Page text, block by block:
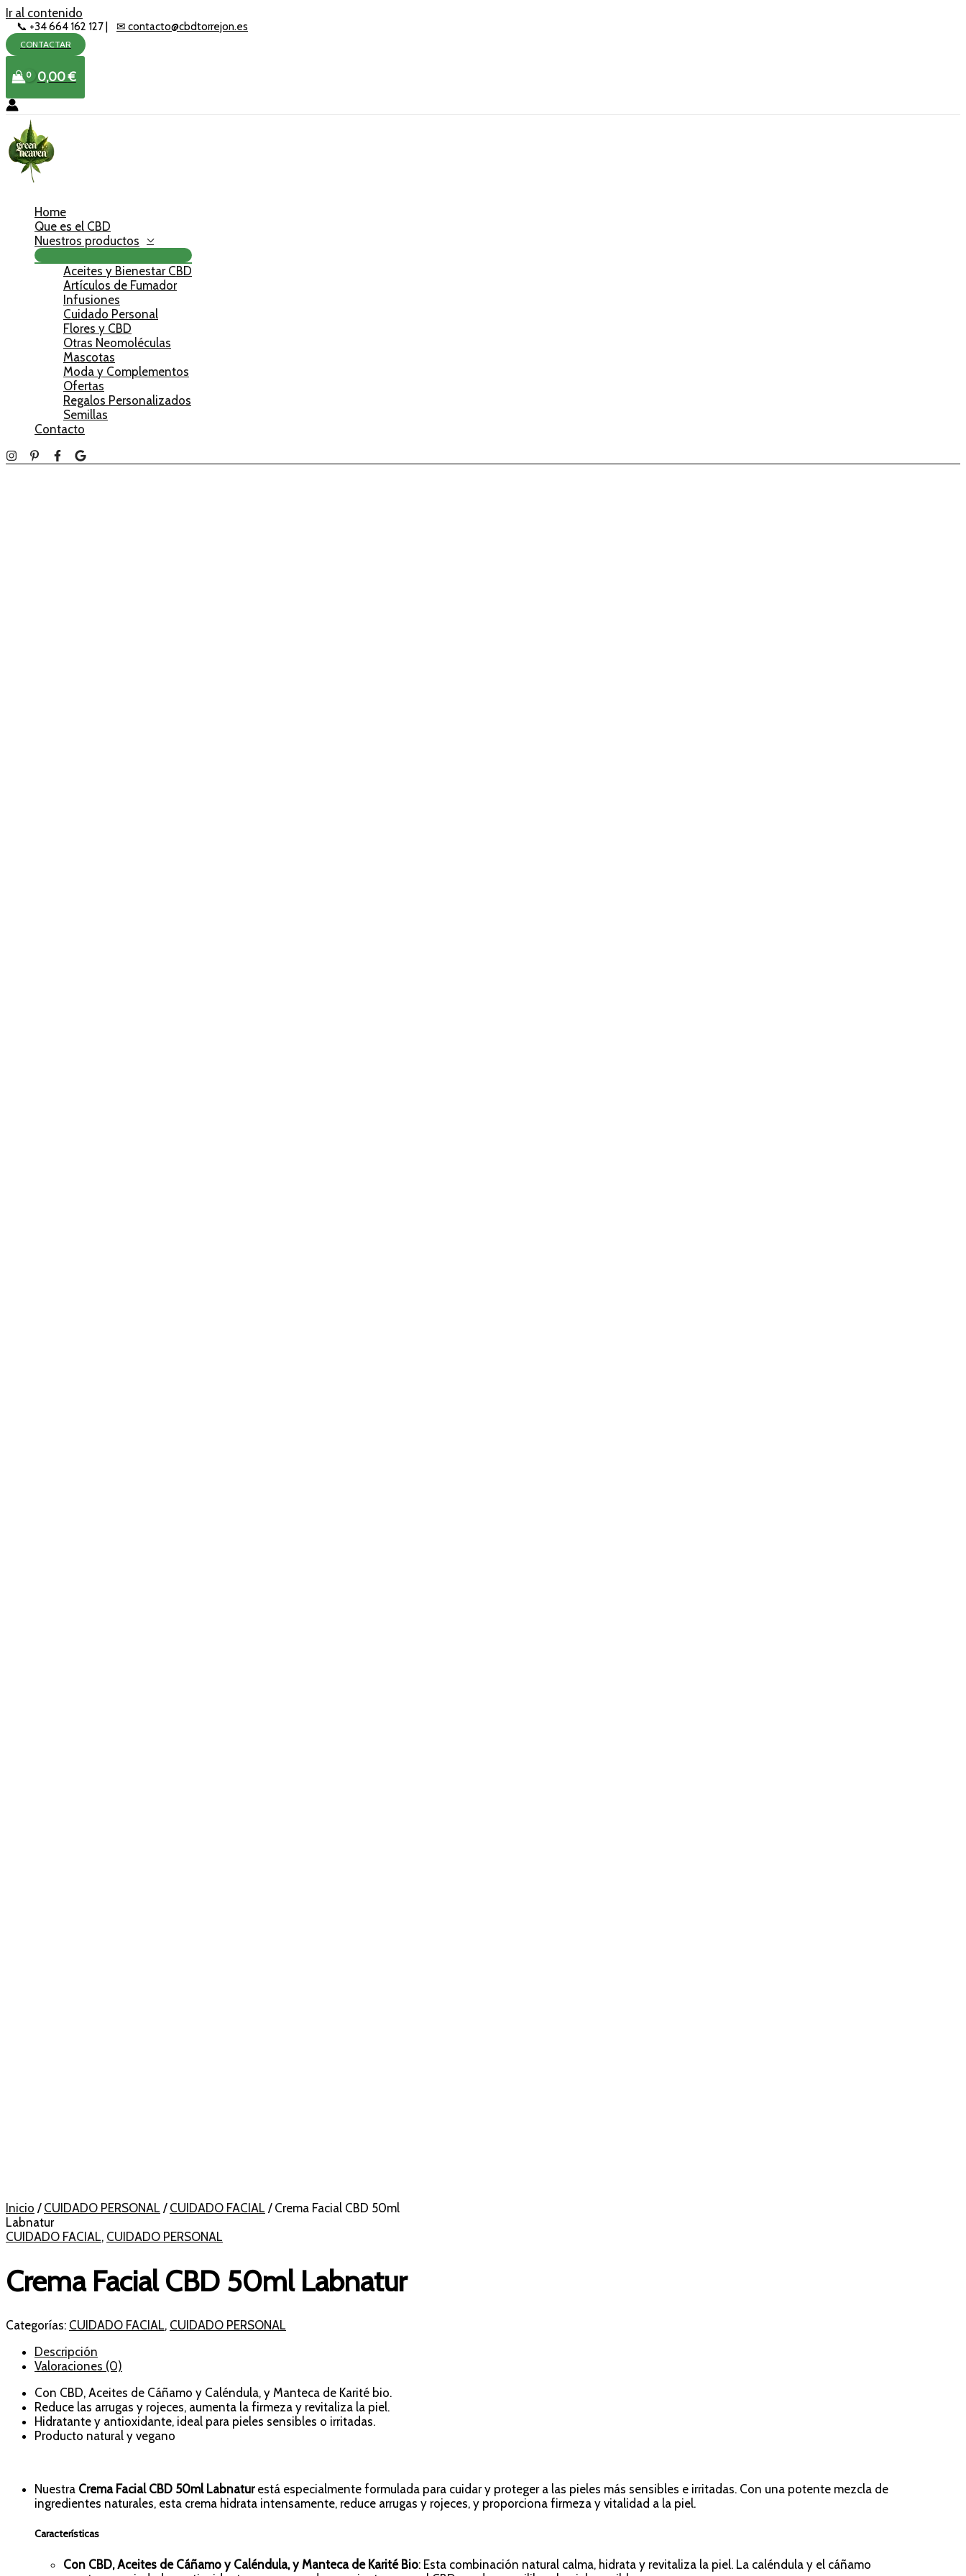
Ir al contenido
📞 +34 664 162 127 | ✉ contacto@cbdtorrejon.es
CONTACTAR
0,00€
Home
Que es el CBD
Nuestros productos
Aceites y Bienestar CBD
Artículos de Fumador
Infusiones
Cuidado Personal
Flores y CBD
Otras Neomoléculas
Mascotas
Moda y Complementos
Ofertas
Regalos Personalizados
Semillas
Contacto
Inicio / CUIDADO PERSONAL / CUIDADO FACIAL / Crema Facial CBD 50ml
Labnatur
CUIDADO FACIAL, CUIDADO PERSONAL
Crema Facial CBD 50ml Labnatur
Categorías: CUIDADO FACIAL, CUIDADO PERSONAL
Descripción
Valoraciones (0)
Con CBD, Aceites de Cáñamo y Caléndula, y Manteca de Karité bio.
Reduce las arrugas y rojeces, aumenta la firmeza y revitaliza la piel.
Hidratante y antioxidante, ideal para pieles sensibles o irritadas.
Producto natural y vegano
Nuestra Crema Facial CBD 50ml Labnaturestá especialmente formulada para cuidar y proteger a las pieles más sensibles e irritadas. Con una potente mezcla de
ingredientes naturales, esta crema hidrata intensamente, reduce arrugas y rojeces, y proporciona firmeza y vitalidad a la piel.
Características
Con CBD, Aceites de Cáñamo y Caléndula, y Manteca de Karité Bio: Esta combinación natural calma, hidrata y revitaliza la piel. La caléndula y el cáñamo